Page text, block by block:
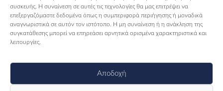
συσκευής. Η συναίνεση σε αυτές τις τεχνολογίες θα μας επιτρέψει να
επεξεργαζόμαστε δεδομένα όπως η συμπεριφορά περιήγησης ή μοναδικά
αναγνωριστικά σε αυτόν τον ιστότοπο. Η μη συναίνεση ή η ανάκληση της
συγκατάθεσης μπορεί να επηρεάσει αρνητικά ορισμένα χαρακτηριστικά και
λειτουργίες.
Αποδοχή
09/04/2024
Telendos Primary School is